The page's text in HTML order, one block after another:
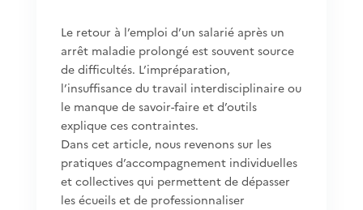
Le retour à l’emploi d’un salarié après un
arrêt maladie prolongé est souvent source
de difficultés. L’impréparation,
l’insuffisance du travail interdisciplinaire ou
le manque de savoir-faire et d’outils
explique ces contraintes.
Dans cet article, nous revenons sur les
pratiques d’accompagnement individuelles
et collectives qui permettent de dépasser
les écueils et de professionnaliser